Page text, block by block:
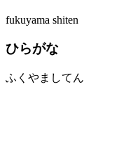
fukuyama shiten
ひらがな
ふくやましてん